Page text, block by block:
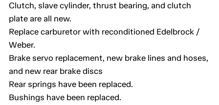
Clutch, slave cylinder, thrust bearing, and clutch
plate are all new.
Replace carburetor with reconditioned Edelbrock /
Weber.
Brake servo replacement, new brake lines and hoses,
and new rear brake discs
Rear springs have been replaced.
Bushings have been replaced.